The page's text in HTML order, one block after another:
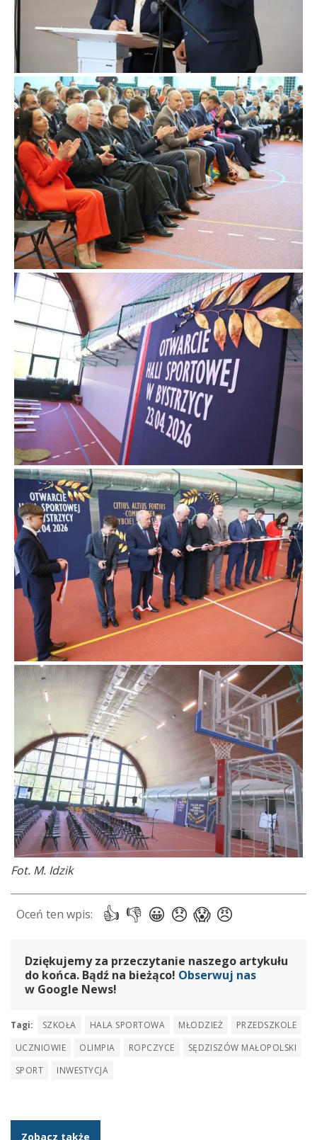
Fot. M. Idzik
Dziękujemy za przeczytanie naszego artykułu
do końca. Bądź na bieżąco! Obserwuj nas
w Google News!
Tagi: SZKOŁA HALA SPORTOWA MŁODZIEŻ
PRZEDSZKOLE
UCZNIOWIE
OLIMPIA ROPCZYCE
SĘDZISZÓW MAŁOPOLSKI
SPORT
INWESTYCJA
Zobacz także